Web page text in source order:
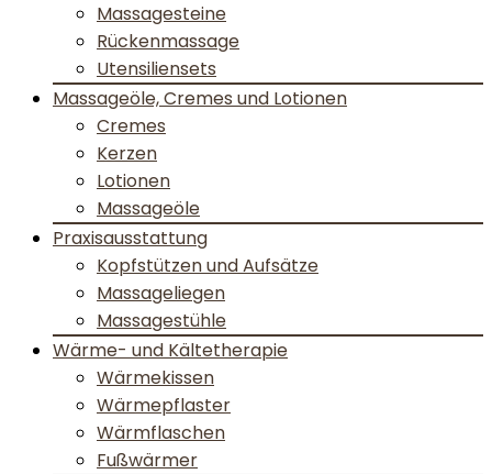
Massagesteine
Rückenmassage
Utensiliensets
Massageöle, Cremes und Lotionen
Cremes
Kerzen
Lotionen
Massageöle
Praxisausstattung
Kopfstützen und Aufsätze
Massageliegen
Massagestühle
Wärme- und Kältetherapie
Wärmekissen
Wärmepflaster
Wärmflaschen
Fußwärmer